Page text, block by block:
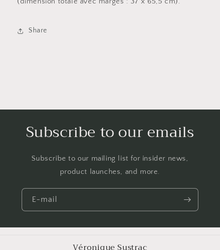
neige
neige
Share
Subscribe to our emails
Subscribe to our mailing list for insider news,
product launches, and more.
E-mail